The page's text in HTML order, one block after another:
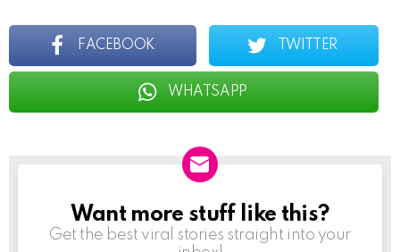
FACEBOOK TWITTER
WHATSAPP
NEWSLETTER
Want more stuff like this?
Get the best viral stories straight into your